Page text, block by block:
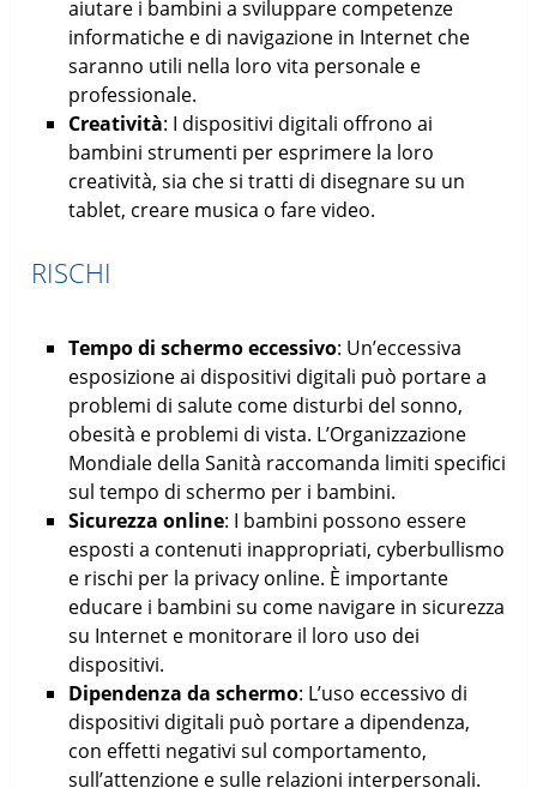
aiutare i bambini a sviluppare competenze
informatiche e di navigazione in Internet che
saranno utili nella loro vita personale e
professionale.
Creatività: I dispositivi digitali offrono ai
bambini strumenti per esprimere la loro
creatività, sia che si tratti di disegnare su un
tablet, creare musica o fare video.
RISCHI
Tempo di schermo eccessivo: Un’eccessiva
esposizione ai dispositivi digitali può portare a
problemi di salute come disturbi del sonno,
obesità e problemi di vista. L’Organizzazione
Mondiale della Sanità raccomanda limiti specifici
sul tempo di schermo per i bambini.
Sicurezza online: I bambini possono essere
esposti a contenuti inappropriati, cyberbullismo
e rischi per la privacy online. È importante
educare i bambini su come navigare in sicurezza
su Internet e monitorare il loro uso dei
dispositivi.
Dipendenza da schermo: L’uso eccessivo di
dispositivi digitali può portare a dipendenza,
con effetti negativi sul comportamento,
sull’attenzione e sulle relazioni interpersonali.